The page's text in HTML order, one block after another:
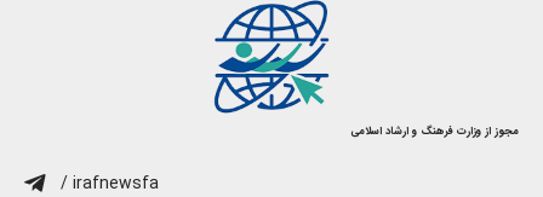
مجوز از وزارت فرهنگ و ارشاد اسلامی
/ irafnewsfa